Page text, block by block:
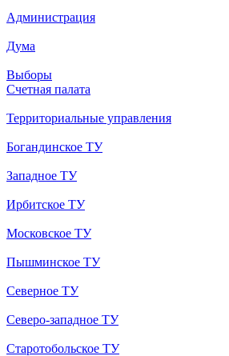
Администрация
Дума
Выборы
Счетная палата
Территориальные управления
Богандинское ТУ
Западное ТУ
Ирбитское ТУ
Московское ТУ
Пышминское ТУ
Северное ТУ
Северо-западное ТУ
Старотобольское ТУ